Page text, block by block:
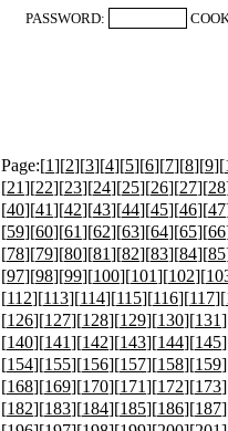
PASSWORD:
Page:[1][2][3][4][5][6][7][8][9][
[21][22][23][24][25][26][27][28
[40][41][42][43][44][45][46][47
[59][60][61][62][63][64][65][66
[78][79][80][81][82][83][84][85
[97][98][99][100][101][102][
[112][113][114][115][116][117][
[126][127][128][129][130][131
[140][141][142][143][144][145
[154][155][156][157][158][159
[168][169][170][171][172][173
[182][183][184][185][186][187